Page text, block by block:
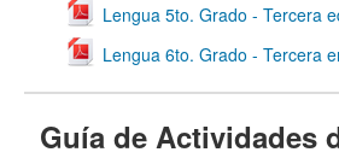
Lengua 5to. Grado - Tercera
Lengua 6to. Grado - Tercera
Guía de Actividades